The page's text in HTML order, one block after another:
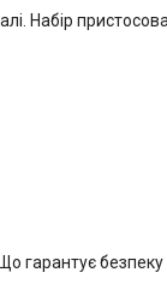
Набір
гарантує безпеку